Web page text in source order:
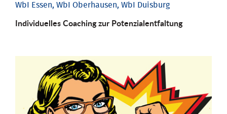
WbI Essen, WbI Oberhausen, WbI Duisburg
Individuelles Coaching zur Potenzialentfaltung